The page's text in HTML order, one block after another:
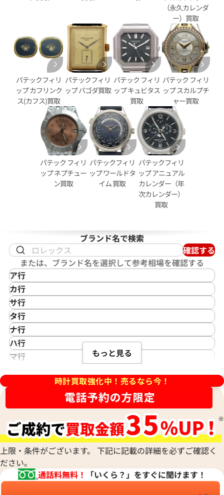
リップ アクアノート
パテック フィリップ アクアノ
5066A-010 ブルー
参考買取価格
価格はお問い合わせください
リップ アクアノート
格
日時点の参考買取価格です
パティックフィリップ アクア
チラス 5060SR
参考買取価格
6,724,000円
※2026年3月27日時点の参考
（永久カレンダ
ー）買取
パテックフィリ
ップ カフリンク
ス(カフス)買取
パテックフィリ
ップ パゴダ買取
パテック フィリ
ップ キュビタス
買取
パテック フィリ
ップ スカルプチ
ャー買取
パテック フィリ
ップ ネプチュー
ン買取
パテックフィリ
ップ ワールドタ
イム 買取
パテックフィリ
ップ アニュアル
カレンダー（年
次カレンダー）
買取
ブランド名で検索
確認する
または、ブランド名を選択して参考相場を確認する
ア行
IKEPOD
アイクポッド
IWC
アイダブリューシー
Azimuth
アジムース
ANONIMO
Alain Silberstein
アラン・シルベスタイン
Armand Nicolet
アルマン・ニコレ
WALTHAM
ウォルサム
HUBLOT
ウブロ
ETERNA
エテルナ
カ行
CASIO
カシオ
Cartier
カルティエ
Gaga Milano
ガガミラノ
Quinting
クインティング
Cuervo y Sobrinos
クエルボ・イ・ソブリノス
CVSTOS
クストス
Chronoswiss
クロノスイス
GUCCI
グッチ
Graham
サ行
Saint Laurent
サンローラン
Shellman
シェルマン
CITIZEN
シチズン
Chopard
ショパール
CHAUMET
ショーメ
Jacob & Co.
ジェイコブ
Gerald Genta
タ行
TAG Heuer
タグ・ホイヤー
Daniel Roth
ダニエル・ロート
TUDOR
チューダー(チュードル)
ティファニー
Dior
ディオール
ナ行
NOMOS Glashütte
ノモス グラスヒュッテ
ハ行
Hamilton
Harry Winston
ハリー・ウィンストン
Patek Philippe
Panerai
パネライ
Parmigiani Fleurier
パルミジャーニ・フルリエ
Piaget
マ行
MAURICE LACROIX
モーリス・ラクロア
RALPH LAUREN
ラルフ ローレン
リシャール・ミル
Louis Vuitton
ルイ・ヴィトン
Luminox
ルミノックス
Ressence
もっと見る
時計買取強化中！売るなら今！
上限・条件がございます。 下記に記載の詳細を必ずご確認く
ださい。
通話料無料！
「いくら？」をすぐに聞けます！